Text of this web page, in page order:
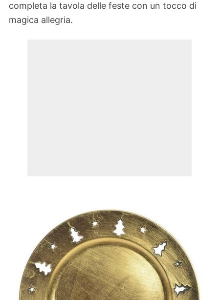
completa la tavola delle feste con un tocco di
magica allegria.